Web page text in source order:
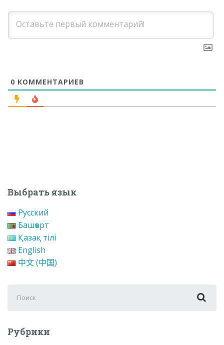
0 КОММЕНТАРИЕВ
Выбрать язык
Русский
Башҡорт
Қазақ тілі
English
中文 (中国)
для:
Рубрики